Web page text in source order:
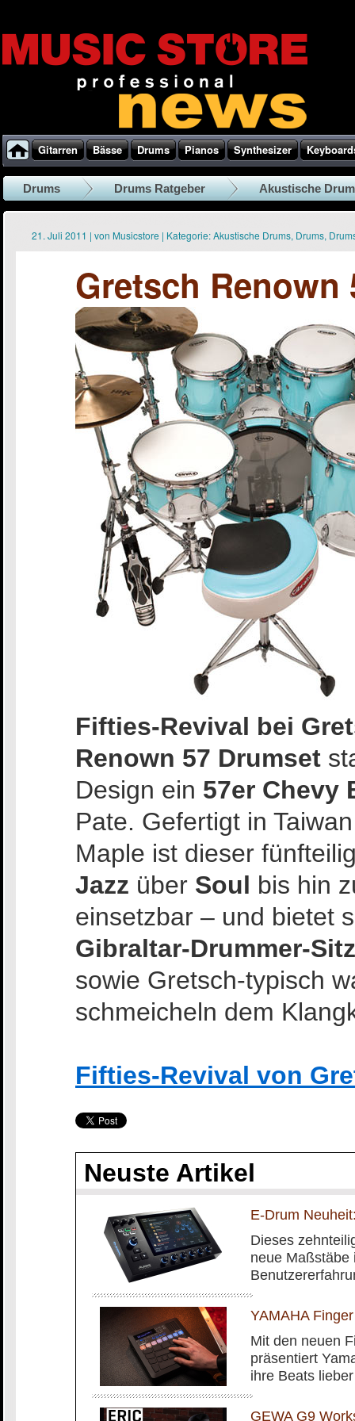
Gitarren Bässe Drums Pianos Synthesizer
Drums Drums Ratgeber Akustische
21. Juli 2011 | von Musicstore | Kategorie:Akustische Drums, Drums,
Gretsch Renown
Fifties-Revival bei
Renown 57 Drumset
Design ein 57er Chevy
Pate. Gefertigt in
Maple ist dieser
Jazz über Soul bis hin
einsetzbar – und bietet
Gibraltar-Drummer-Sitz
sowie Gretsch-typisch
schmeicheln dem
Fifties-Revival von
Neuste Artikel
E-Drum
Dieses
neue Maßstäbe
YAMAHA
Mit den neuen
präsentiert
ihre Beats
GEWA G9